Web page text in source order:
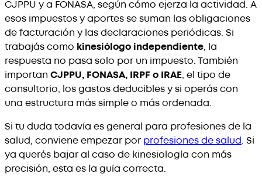
CJPPU y a FONASA, según cómo ejerza la actividad. A
esos impuestos y aportes se suman las obligaciones
de facturación y las declaraciones periódicas. Si
trabajás como kinesiólogo independiente, la
respuesta no pasa solo por un impuesto. También
importan CJPPU, FONASA, IRPF o IRAE, el tipo de
consultorio, los gastos deducibles y si operás con
una estructura más simple o más ordenada.
Si tu duda todavía es general para profesiones de la
salud, conviene empezar por profesiones de salud. Si
ya querés bajar al caso de kinesiología con más
precisión, esta es la guía correcta.